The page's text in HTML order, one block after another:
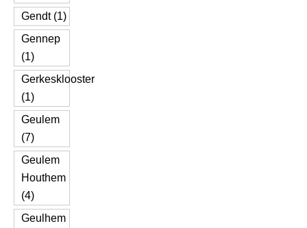
Gendt (1)
Gennep
(1)
Gerkesklooster
(1)
Geulem
(7)
Geulem
Houthem
(4)
Geulhem